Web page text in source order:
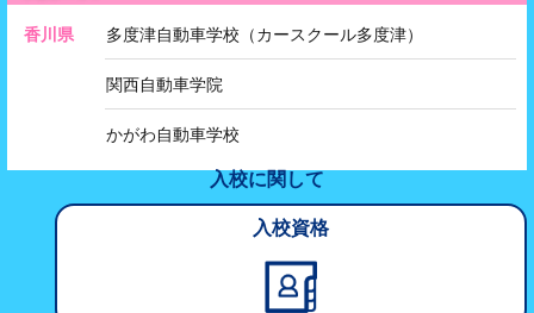
香川県 多度津自動車学校（カースクール多度津）
関西自動車学院
かがわ自動車学校
入校に関して
入校資格